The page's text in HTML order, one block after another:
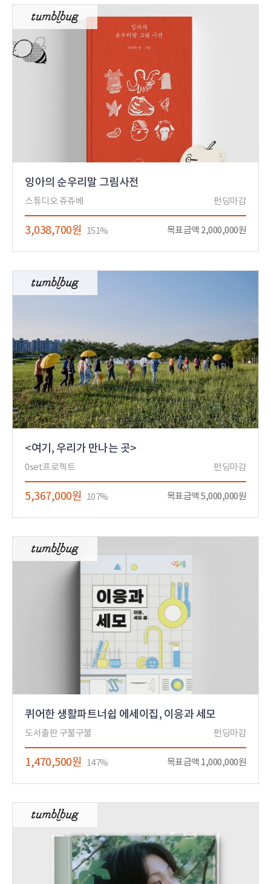
잉아의 순우리말 그림사전
스튜디오 쥬쥬베 펀딩마감
3,038,700원 151% 목표금액 2,000,000원
<여기, 우리가 만나는 곳>
0set프로젝트 펀딩마감
5,367,000원 107% 목표금액 5,000,000원
퀴어한 생활파트너쉽 에세이집, 이응과 세모
도서출판 구불구불 펀딩마감
1,470,500원 147% 목표금액 1,000,000원